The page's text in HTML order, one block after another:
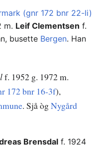
(gnr 172 bnr 22-li)
m. Leif Clementsen f.
busette Bergen. Han
f. 1952 g. 1972 m.
172 bnr 16-3f),
. Sjå ògNygård
Brensdal f. 1924